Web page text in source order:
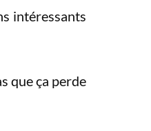
intéressants
que ça perde